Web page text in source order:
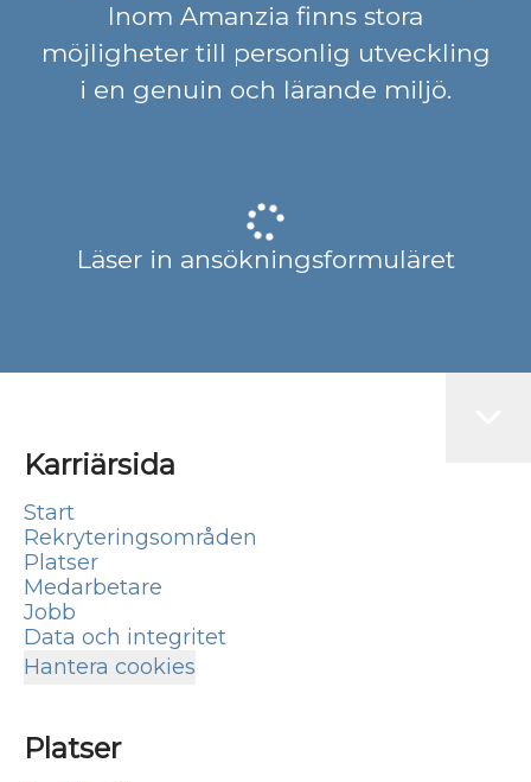
Inom Amanzia finns stora
möjligheter till personlig utveckling
i en genuin och lärande miljö.
Läser in ansökningsformuläret
Karriärsida
Start
Rekryteringsområden
Platser
Medarbetare
Jobb
Data och integritet
Hantera cookies
Platser